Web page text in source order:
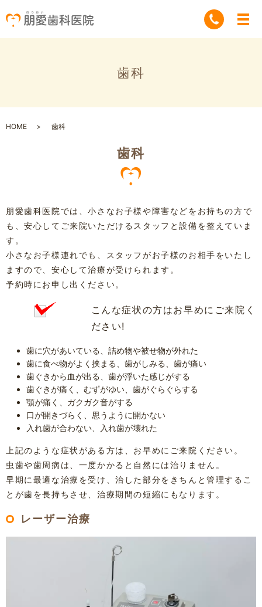
歯科
HOME 歯科
歯科
朋愛歯科医院では、小さなお子様や障害などをお持ちの方で
も、安心してご来院いただけるスタッフと設備を整えていま
す。
小さなお子様連れでも、スタッフがお子様のお相手をいたし
ますので、安心して治療が受けられます。
予約時にお申し出ください。
こんな症状の方はお早めにご来院く
ださい!
歯に穴があいている、詰め物や被せ物が外れた
歯に食べ物がよく挟まる、歯がしみる、歯が痛い
歯ぐきから血が出る、歯が浮いた感じがする
歯ぐきが痛く、むずがゆい、歯がぐらぐらする
顎が痛く、ガクガク音がする
口が開きづらく、思うように開かない
入れ歯が合わない、入れ歯が壊れた
上記のような症状がある方は、お早めにご来院ください。
虫歯や歯周病は、一度かかると自然には治りません。
早期に最適な治療を受け、治した部分をきちんと管理するこ
とが歯を長持ちさせ、治療期間の短縮にもなります。
レーザー治療